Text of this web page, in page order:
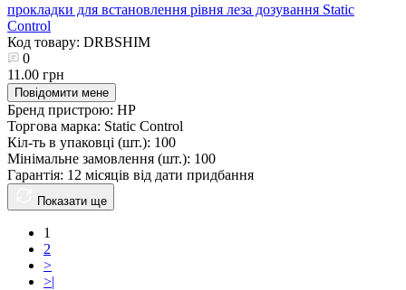
прокладки для встановлення рівня леза дозування Static
Control
Код товару: DRBSHIM
0
11.00 грн
Повідомити мене
Бренд пристрою: HP
Торгова марка: Static Control
Кіл-ть в упаковці (шт.): 100
Мінімальне замовлення (шт.): 100
Гарантія: 12 місяців від дати придбання
Показати ще
1
2
>
>|